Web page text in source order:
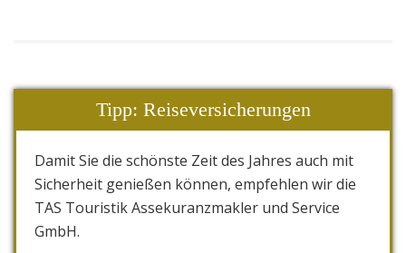
Tipp: Reiseversicherungen
Damit Sie die schönste Zeit des Jahres auch mit
Sicherheit genießen können, empfehlen wir die
TAS Touristik Assekuranzmakler und Service
GmbH.